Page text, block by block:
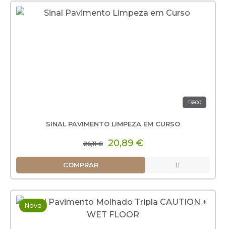
T3800
SINAL PAVIMENTO LIMPEZA EM CURSO
26,11 € 20,89 €
COMPRAR
Novo